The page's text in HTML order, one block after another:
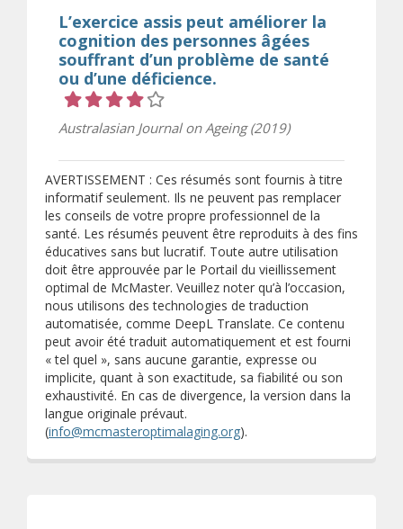
L’exercice assis peut améliorer la
cognition des personnes âgées
souffrant d’un problème de santé
ou d’une déficience.
Australasian Journal on Ageing (2019)
AVERTISSEMENT : Ces résumés sont fournis à titre
informatif seulement. Ils ne peuvent pas remplacer
les conseils de votre propre professionnel de la
santé. Les résumés peuvent être reproduits à des fins
éducatives sans but lucratif. Toute autre utilisation
doit être approuvée par le Portail du vieillissement
optimal de McMaster. Veuillez noter qu’à l’occasion,
nous utilisons des technologies de traduction
automatisée, comme DeepL Translate. Ce contenu
peut avoir été traduit automatiquement et est fourni
« tel quel », sans aucune garantie, expresse ou
implicite, quant à son exactitude, sa fiabilité ou son
exhaustivité. En cas de divergence, la version dans la
langue originale prévaut.
(info@mcmasteroptimalaging.org).